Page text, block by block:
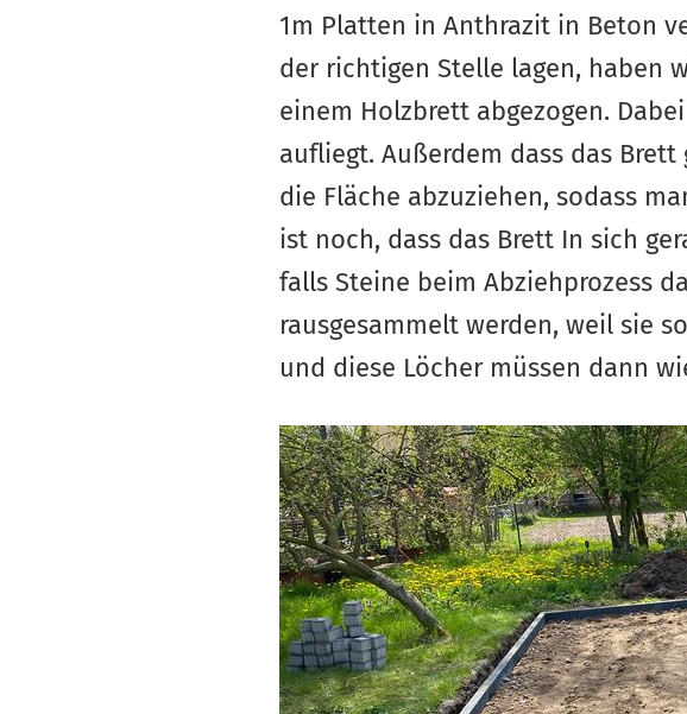
1m Platten in Anthrazit in Beton
der richtigen Stelle lagen, haben
einem Holzbrett abgezogen.
aufliegt. Außerdem dass das
die Fläche abzuziehen, sodass
ist noch, dass das Brett In sich
falls Steine beim Abziehprozess
rausgesammelt werden, weil sie
und diese Löcher müssen dann